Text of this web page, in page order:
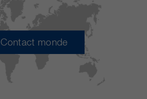
Contact monde